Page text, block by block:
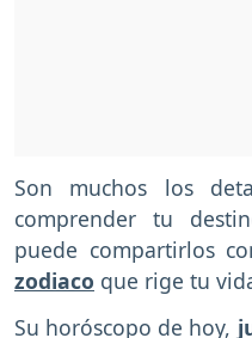
Son muchos los
comprender tu
puede compartirlos
zodiaco que rige tu
Su horóscopo de hoy,